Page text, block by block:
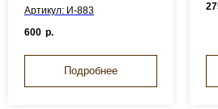
Артикул: И-883
600 р.
Подробнее